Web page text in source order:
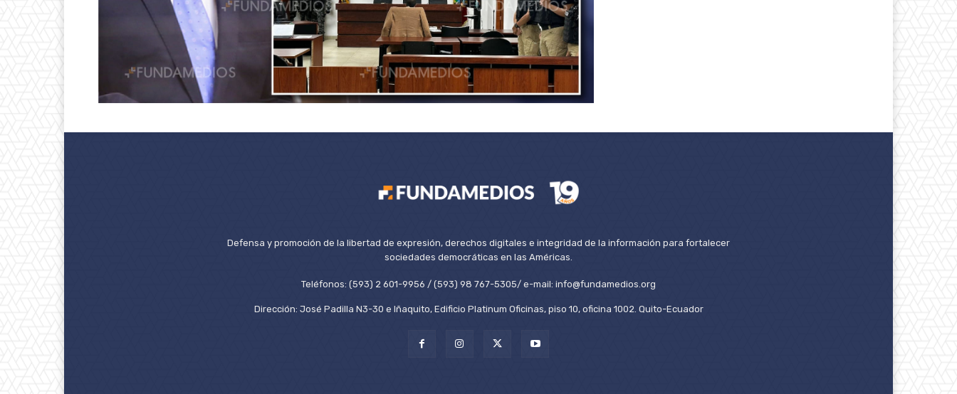
Defensa y promoción de la libertad de expresión, derechos digitales e integridad de la información para fortalecer
sociedades democráticas en las Américas.
Teléfonos: (593) 2 601-9956 / (593) 98 767-5305/ e-mail: info@fundamedios.org
Dirección: José Padilla N3-30 e Iñaquito, Edificio Platinum Oficinas, piso 10, oficina 1002. Quito-Ecuador